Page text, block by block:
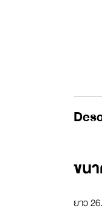
ขน
ยาว